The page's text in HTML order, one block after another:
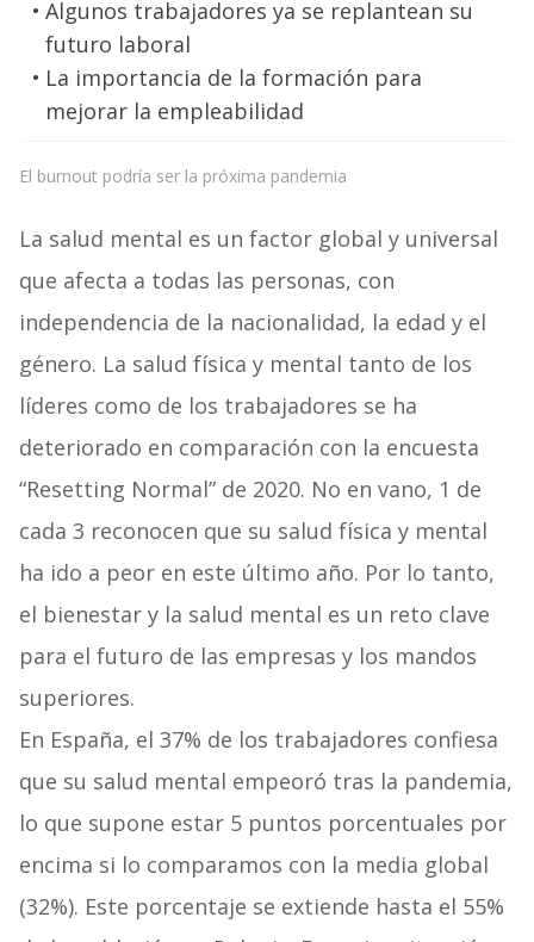
Algunos trabajadores ya se replantean su
futuro laboral
La importancia de la formación para
mejorar la empleabilidad
El burnout podría ser la próxima pandemia
La salud mental es un factor global y universal
que afecta a todas las personas, con
independencia de la nacionalidad, la edad y el
género. La salud física y mental tanto de los
líderes como de los trabajadores se ha
deteriorado en comparación con la encuesta
“Resetting Normal” de 2020. No en vano, 1 de
cada 3 reconocen que su salud física y mental
ha ido a peor en este último año. Por lo tanto,
el bienestar y la salud mental es un reto clave
para el futuro de las empresas y los mandos
superiores.
En España, el 37% de los trabajadores confiesa
que su salud mental empeoró tras la pandemia,
lo que supone estar 5 puntos porcentuales por
encima si lo comparamos con la media global
(32%). Este porcentaje se extiende hasta el 55%